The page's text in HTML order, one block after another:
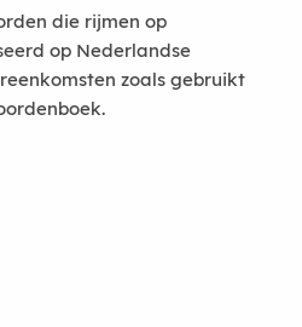
die rijmen op
op Nederlandse
zoals gebruikt